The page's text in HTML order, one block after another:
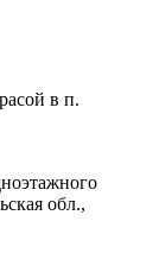
в п.
обл.,